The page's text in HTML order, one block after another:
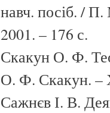
навч. посіб. / П.
2001. – 176 с.
Скакун О. Ф.
О. Ф. Скакун. –
Сажнєв І. В.